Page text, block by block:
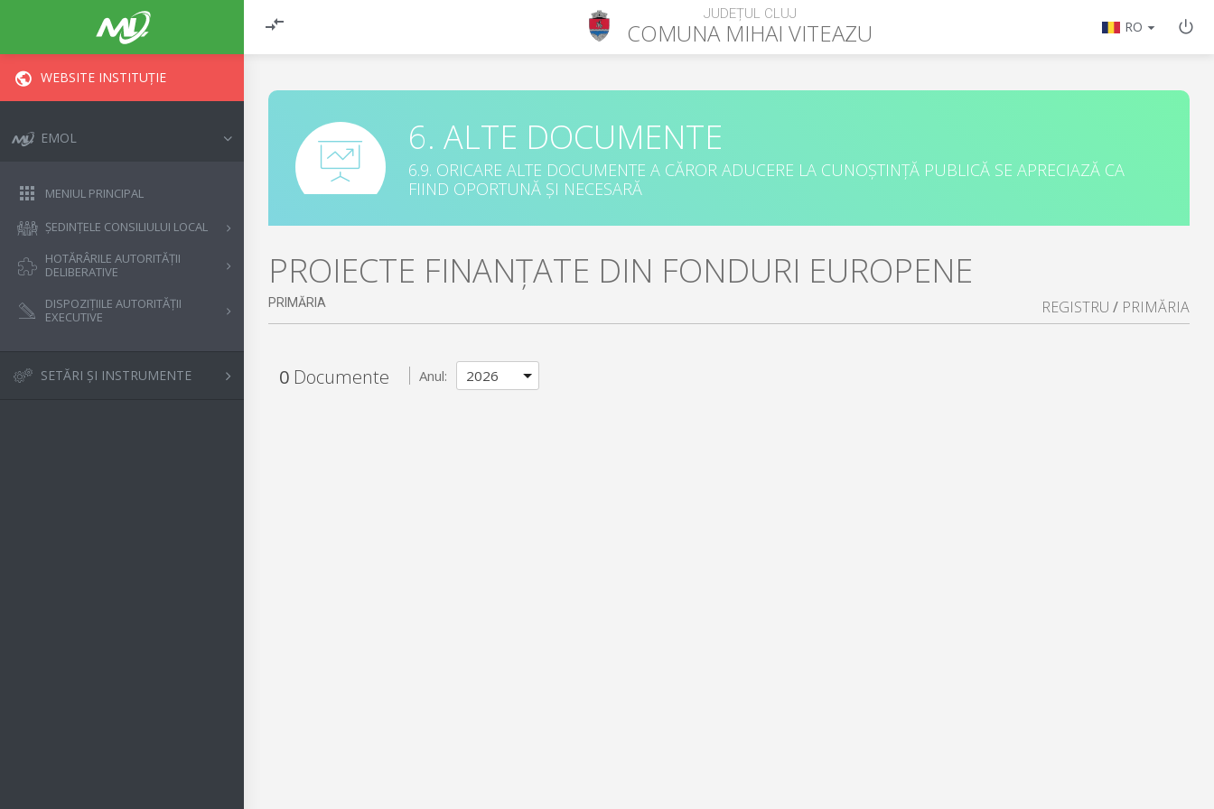
JUDEȚUL CLUJ
COMUNA MIHAI VITEAZU RO
WEBSITE INSTITUȚIE
EMOL
MENIUL PRINCIPAL
ȘEDINȚELE CONSILIULUI LOCAL
HOTĂRÂRILE AUTORITĂȚII
DELIBERATIVE
DISPOZIȚIILE AUTORITĂȚII
EXECUTIVE
SETĂRI ȘI INSTRUMENTE
6. ALTE DOCUMENTE
6.9. ORICARE ALTE DOCUMENTE A CĂROR ADUCERE LA CUNOȘTINȚĂ PUBLICĂ SE APRECIAZĂ CA
FIIND OPORTUNĂ ȘI NECESARĂ
PROIECTE FINANȚATE DIN FONDURI EUROPENE
PRIMĂRIA REGISTRU / PRIMĂRIA
0 Documente Anul: